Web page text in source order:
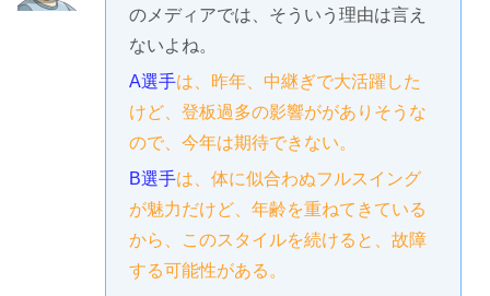
のメディアでは、そういう理由は言え
ないよね。
A選手は、昨年、中継ぎで大活躍した
けど、登板過多の影響ががありそうな
ので、今年は期待できない。
B選手は、体に似合わぬフルスイング
が魅力だけど、年齢を重ねてきている
から、このスタイルを続けると、故障
する可能性がある。